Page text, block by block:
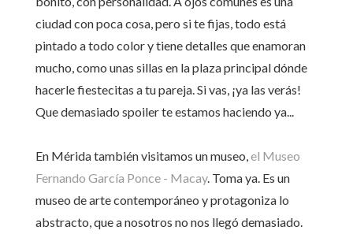
ciudad con poca cosa, pero si te fijas, todo está
pintado a todo color y tiene detalles que enamoran
mucho, como unas sillas en la plaza principal dónde
hacerle fiestecitas a tu pareja. Si vas, ¡ya las verás!
Que demasiado spoiler te estamos haciendo ya...
En Mérida también visitamos un museo,el Museo
Fernando García Ponce - Macay. Toma ya. Es un
museo de arte contemporáneo y protagoniza lo
abstracto, que a nosotros no nos llegó demasiado.